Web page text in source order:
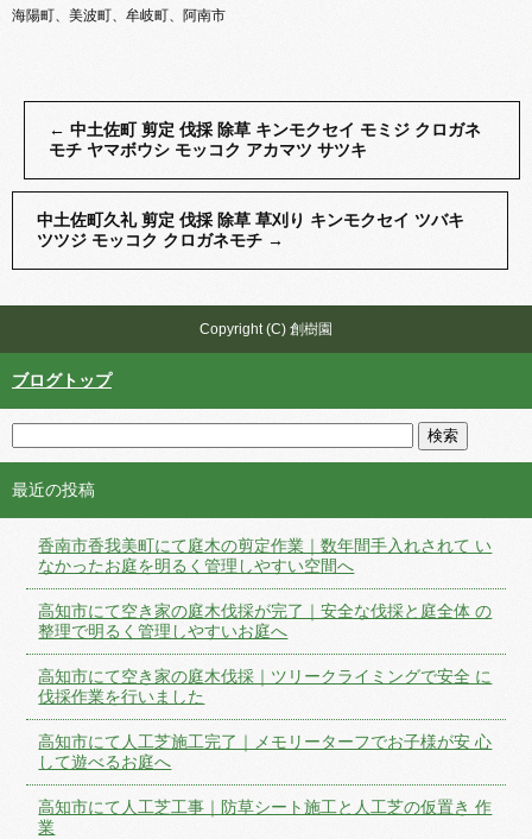
海陽町、美波町、牟岐町、阿南市
← 中土佐町 剪定 伐採 除草 キンモクセイ モミジ クロガネ
モチ ヤマボウシ モッコク アカマツ サツキ
中土佐町久礼 剪定 伐採 除草 草刈り キンモクセイ ツバキ
ツツジ モッコク クロガネモチ →
Copyright (C) 創樹園
ブログトップ
最近の投稿
香南市香我美町にて庭木の剪定作業｜数年間手入れされて い
なかったお庭を明るく管理しやすい空間へ
高知市にて空き家の庭木伐採が完了｜安全な伐採と庭全体 の
整理で明るく管理しやすいお庭へ
高知市にて空き家の庭木伐採｜ツリークライミングで安全 に
伐採作業を行いました
高知市にて人工芝施工完了｜メモリーターフでお子様が安 心
して遊べるお庭へ
高知市にて人工芝工事｜防草シート施工と人工芝の仮置き 作
業